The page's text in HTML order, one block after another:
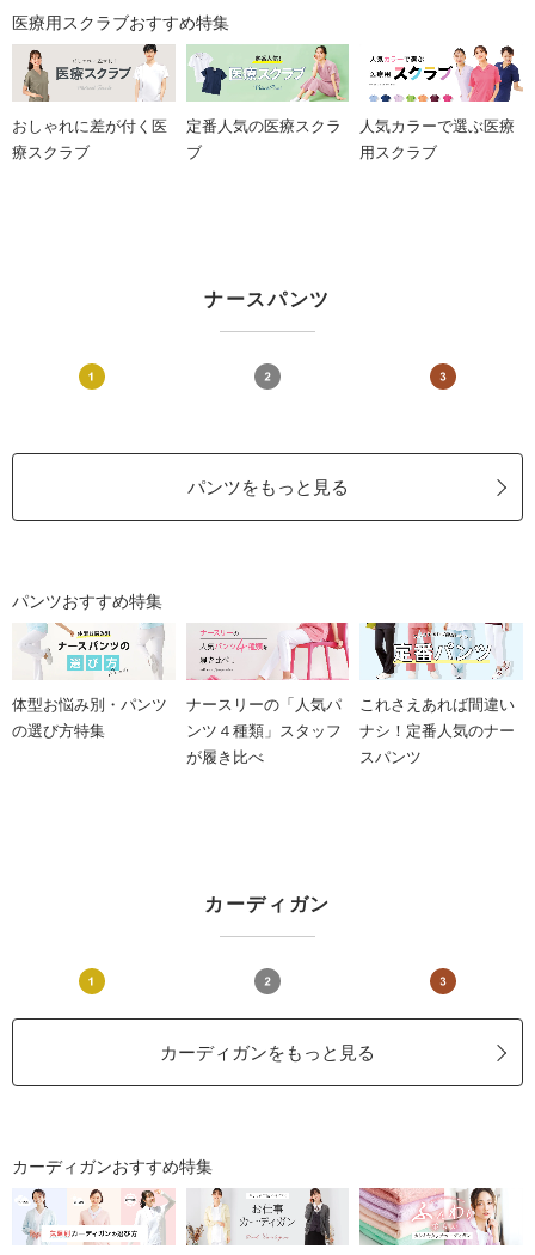
医療用スクラブおすすめ特集
おしゃれに差が付く医
療スクラブ
定番人気の医療スクラ
ブ
人気カラーで選ぶ医療
用スクラブ
ナースパンツ
パンツをもっと見る
パンツおすすめ特集
体型お悩み別・パンツ
の選び方特集
ナースリーの「人気パ
ンツ４種類」スタッフ
が履き比べ
これさえあれば間違い
ナシ！定番人気のナー
スパンツ
カーディガン
カーディガンをもっと見る
カーディガンおすすめ特集